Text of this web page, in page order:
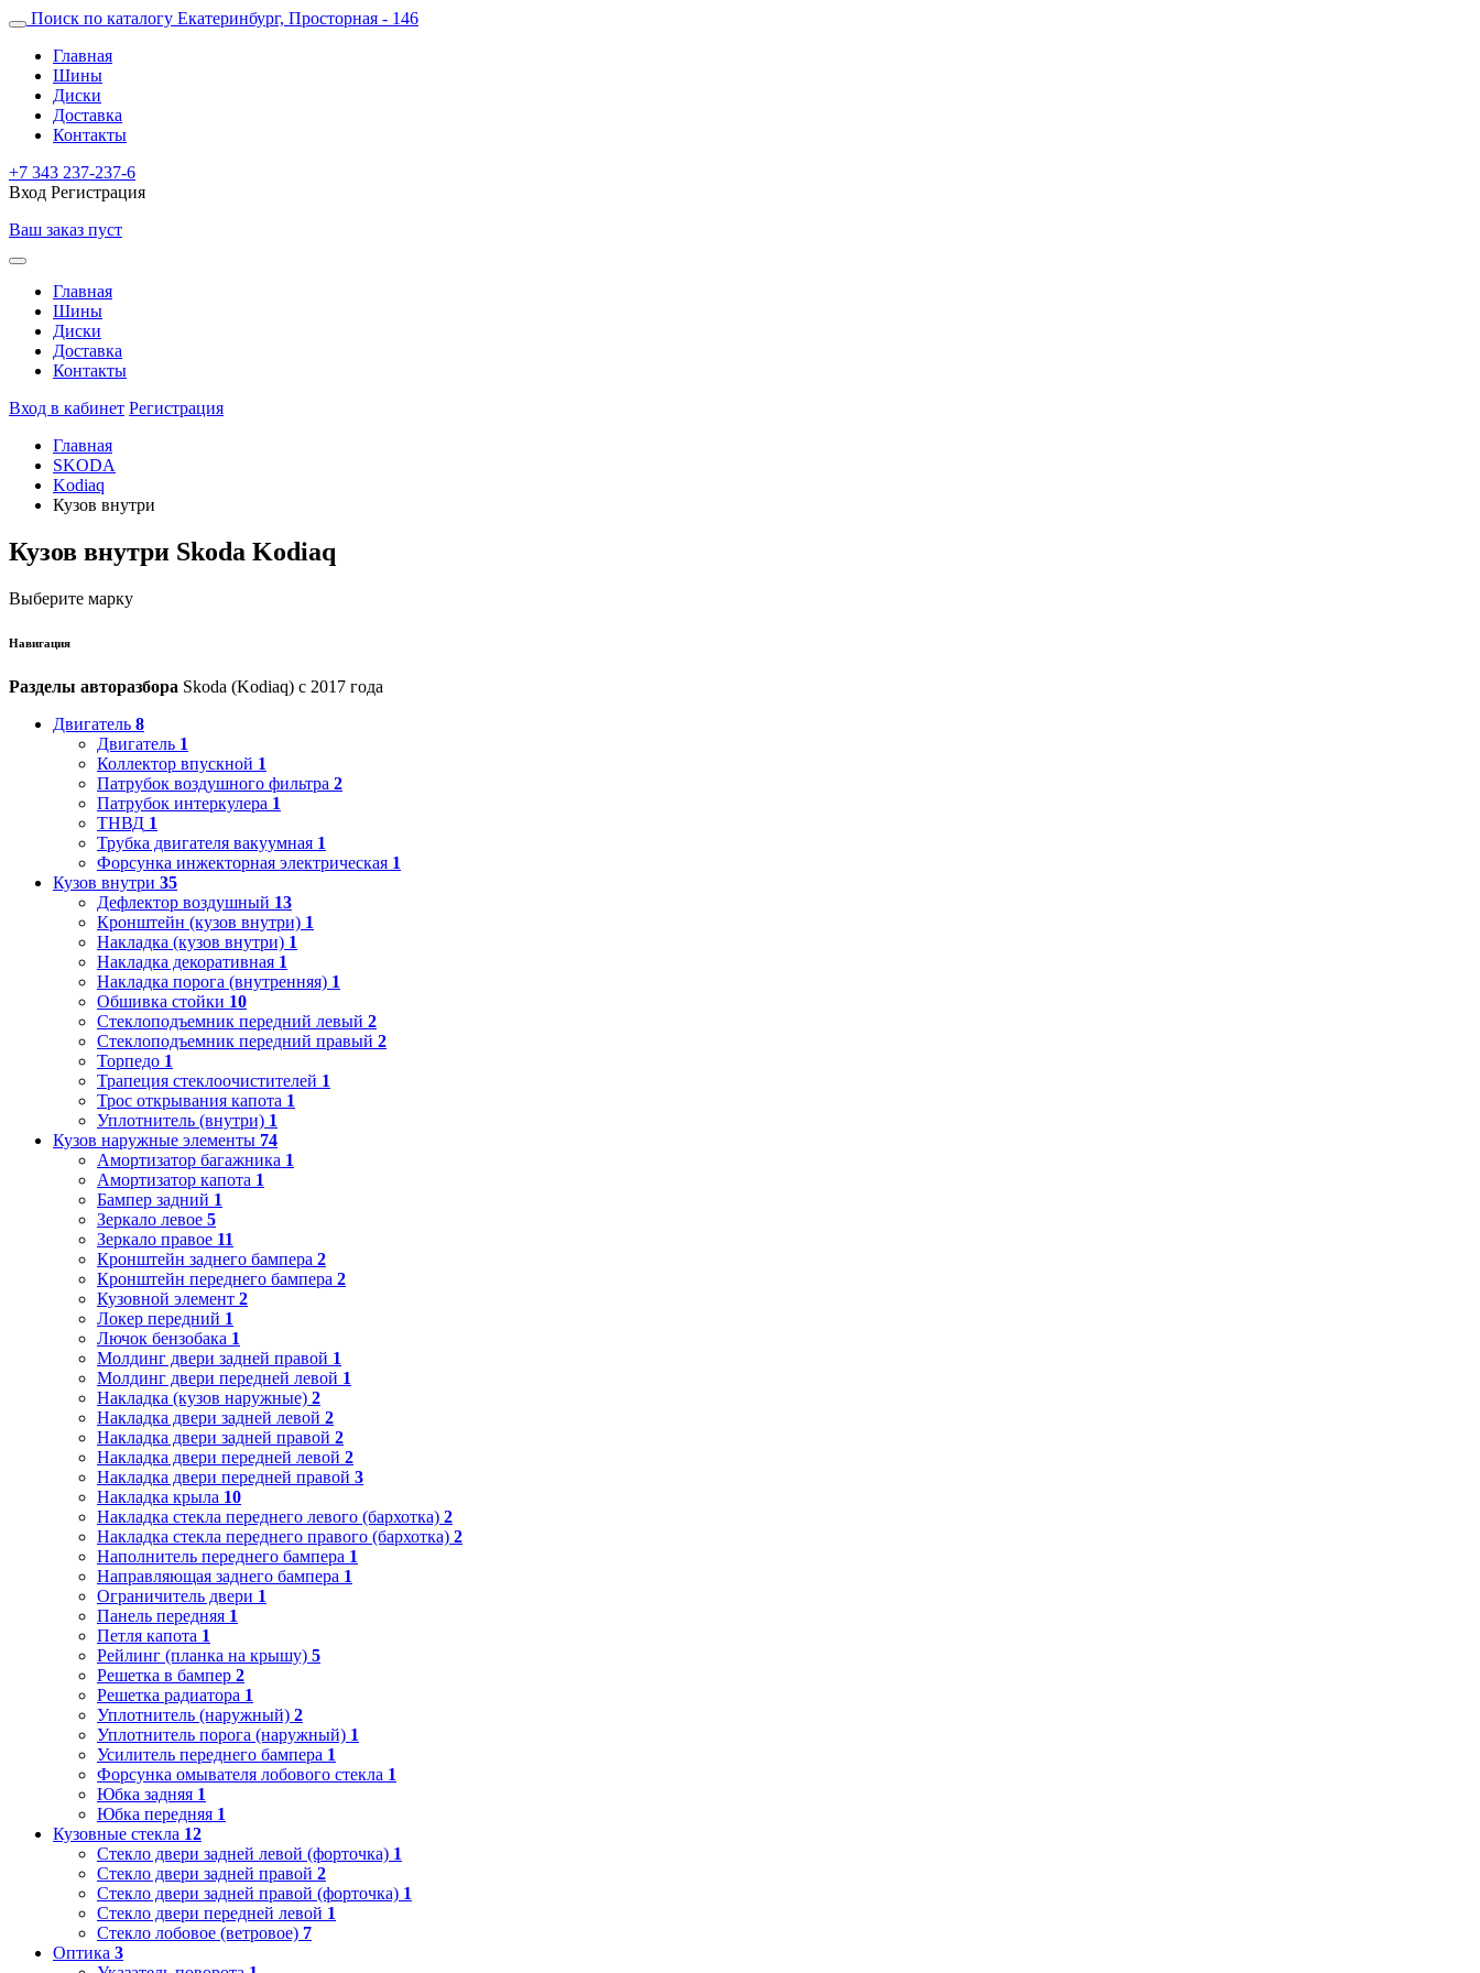
Поиск по каталогу Екатеринбург, Просторная - 146
Главная
Шины
Диски
Доставка
Контакты
+7 343 237-237-6
Вход Регистрация
Ваш заказ пуст
Главная
Шины
Диски
Доставка
Контакты
Вход в кабинет Регистрация
Главная
SKODA
Kodiaq
Кузов внутри
Кузов внутри Skoda Kodiaq
Выберите марку
Навигация
Разделы авторазбора Skoda (Kodiaq) с 2017 года
Двигатель 8
Двигатель 1
Коллектор впускной 1
Патрубок воздушного фильтра 2
Патрубок интеркулера 1
ТНВД 1
Трубка двигателя вакуумная 1
Форсунка инжекторная электрическая 1
Кузов внутри 35
Дефлектор воздушный 13
Кронштейн (кузов внутри) 1
Накладка (кузов внутри) 1
Накладка декоративная 1
Накладка порога (внутренняя) 1
Обшивка стойки 10
Стеклоподъемник передний левый 2
Стеклоподъемник передний правый 2
Торпедо 1
Трапеция стеклоочистителей 1
Трос открывания капота 1
Уплотнитель (внутри) 1
Кузов наружные элементы 74
Амортизатор багажника 1
Амортизатор капота 1
Бампер задний 1
Зеркало левое 5
Зеркало правое 11
Кронштейн заднего бампера 2
Кронштейн переднего бампера 2
Кузовной элемент 2
Локер передний 1
Лючок бензобака 1
Молдинг двери задней правой 1
Молдинг двери передней левой 1
Накладка (кузов наружные) 2
Накладка двери задней левой 2
Накладка двери задней правой 2
Накладка двери передней левой 2
Накладка двери передней правой 3
Накладка крыла 10
Накладка стекла переднего левого (бархотка) 2
Накладка стекла переднего правого (бархотка) 2
Наполнитель переднего бампера 1
Направляющая заднего бампера 1
Ограничитель двери 1
Панель передняя 1
Петля капота 1
Рейлинг (планка на крышу) 5
Решетка в бампер 2
Решетка радиатора 1
Уплотнитель (наружный) 2
Уплотнитель порога (наружный) 1
Усилитель переднего бампера 1
Форсунка омывателя лобового стекла 1
Юбка задняя 1
Юбка передняя 1
Кузовные стекла 12
Стекло двери задней левой (форточка) 1
Стекло двери задней правой 2
Стекло двери задней правой (форточка) 1
Стекло двери передней левой 1
Стекло лобовое (ветровое) 7
Оптика 3